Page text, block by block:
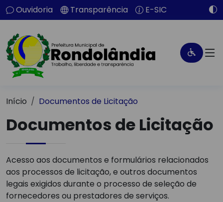
Ouvidoria Transparência E-SIC
Início Documentos de Licitação
Documentos de Licitação
Acesso aos documentos e formulários relacionados
aos processos de licitação, e outros documentos
legais exigidos durante o processo de seleção de
fornecedores ou prestadores de serviços.